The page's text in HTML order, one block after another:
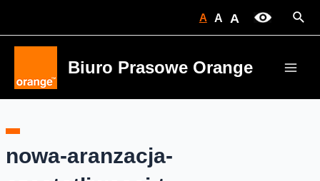
A A A
Biuro Prasowe Orange
nowa-aranzacja-